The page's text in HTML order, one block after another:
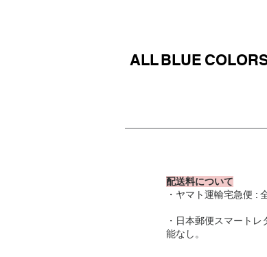
​ALLBLUE
配送料について
・ヤマト運輸宅急便 :
・日本郵便スマート
能なし。​